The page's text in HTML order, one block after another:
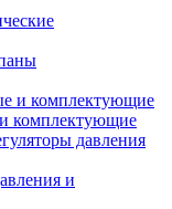
комплектующие
давления